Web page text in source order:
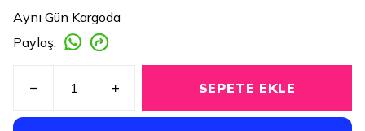
Aynı Gün Kargoda
Paylaş:
SEPETE EKLE